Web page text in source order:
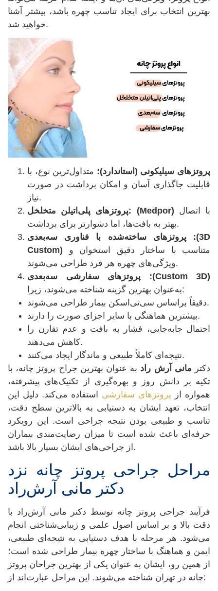
بهترین انتخاب برای ایجاد تناسب چهره باشد، بیشتر آشنا
خواهید شد.
پروتزهای سیلیکونی (استاندارد): متداول‌ترین نوع، با
قابلیت جاگذاری آسان و امکان برداشت در صورت
نیاز.
پروتزهای پلی‌اتیلن متخلخل: (Medpor)
بهتر به بافت‌ها، اما دشوارتر برای برداشت.
پروتزهای ساخته‌شده با فناوری سه‌بعدی:(3D
Custom)
ویژگی‌های چهره هر فرد طراحی می‌شوند.
پروتزهای سفارشی سه‌بعدی :(Custom 3D)
به‌عنوان بهترین گزینه شناخته می‌شوند، زیرا:
دقیقاً براساس سی‌تی‌اسکن بیمار طراحی می‌شوند.
بیشترین هماهنگی با سایر اجزای صورت را دارند.
احتمال جابه‌جایی، فشار به بافت و عدم تقارن را
کاهش می‌دهند.
نتیجه‌ای کاملاً طبیعی و ماندگار ایجاد می‌کنند.
دکتر مانی آرش راد به عنوان بهترین جراح پروتز چانه، با
تکیه بر دانش روز و بهره‌گیری از تکنیک‌های پیشرفته،
همواره از پروتزهای سفارشی استفاده می‌کند. دلیل این
انتخاب، تعهد ایشان به دستیابی به بالاترین سطح دقت،
تناسب و طبیعی بودن نتیجه جراحی است. این رویکرد
حرفه‌ای باعث شده است تا میزان رضایت‌مندی بیماران
از جراحی‌های ایشان بسیار بالا باشد.
مراحل جراحی پروتز چانه نزد
دکتر مانی آرش‌راد
فرآیند جراحی پروتز چانه توسط دکتر مانی آرش‌راد با
دقت بالا و بر اساس اصول علمی و زیبایی‌شناختی انجام
می‌شود. هر مرحله با هدف دستیابی به نتیجه‌ای طبیعی،
ایمن و هماهنگ با ساختار چهره بیمار طراحی شده است؛
از همین رو، ایشان به عنوان یکی از بهترین جراحان پروتز
چانه در تهران شناخته می‌شوند. این مراحل عبارت‌اند از: